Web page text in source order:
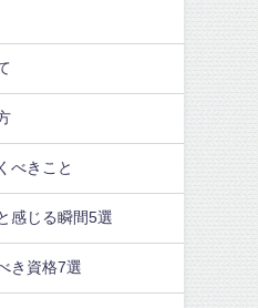
べきこと
感じる瞬間5選
き資格7選